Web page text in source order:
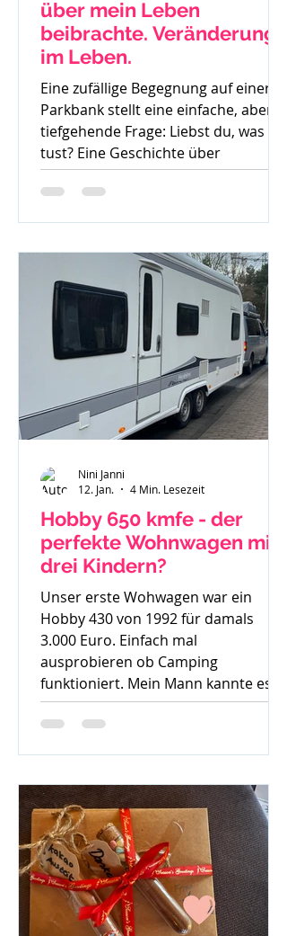
über mein Leben
beibrachte. Veränderung
im Leben.
Eine zufällige Begegnung auf einer
Parkbank stellt eine einfache, aber
tiefgehende Frage: Liebst du, was du
tust? Eine Geschichte über
Gedanken, Mut und den ersten
Schritt zur Veränderung.
Hobby 650 kmfe - der
perfekte Wohnwagen mit
drei Kindern?
Unser erste Wohwagen war ein
Hobby 430 von 1992 für damals
3.000 Euro. Einfach mal
ausprobieren ob Camping
funktioniert. Mein Mann kannte es
gar nicht, ich bin mit Wohnwagen
und Wohnmobilen groß geworden -
großer Sohn geboren wurde sind wir
auch noch mit diesem 30 Jahre alten
Hobby los und haben schnell
gemerkt - der ist zu klein. Also haben
wir uns einen Fendt 470 gekauft.
Solide, gut verarbeitet und passend
für
Nini Janni
12. Jan.
4 Min. Lesezeit